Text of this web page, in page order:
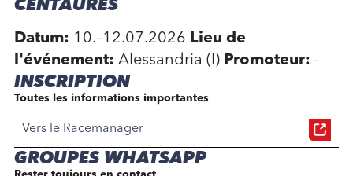
Datum: 10.–12.07.2026 Lieu de
l'événement: Alessandria (I) Promoteur: -
INSCRIPTION
Toutes les informations importantes
Vers le Racemanager
GROUPES WHATSAPP